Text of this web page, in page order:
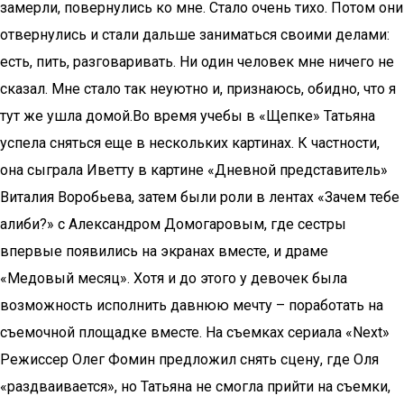
замерли, повернулись ко мне. Стало очень тихо. Потом они
отвернулись и стали дальше заниматься своими делами:
есть, пить, разговаривать. Ни один человек мне ничего не
сказал. Мне стало так неуютно и, признаюсь, обидно, что я
тут же ушла домой.Во время учебы в «Щепке» Татьяна
успела сняться еще в нескольких картинах. К частности,
она сыграла Иветту в картине «Дневной представитель»
Виталия Воробьева, затем были роли в лентах «Зачем тебе
алиби?» с Александром Домогаровым, где сестры
впервые появились на экранах вместе, и драме
«Медовый месяц». Хотя и до этого у девочек была
возможность исполнить давнюю мечту – поработать на
съемочной площадке вместе. На съемках сериала «Next»
Режиссер Олег Фомин предложил снять сцену, где Оля
«раздваивается», но Татьяна не смогла прийти на съемки,